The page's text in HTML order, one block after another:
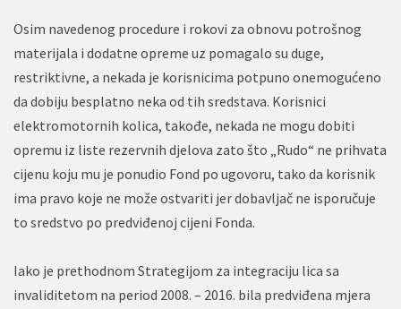
Osim navedenog procedure i rokovi za obnovu potrošnog
materijala i dodatne opreme uz pomagalo su duge,
restriktivne, a nekada je korisnicima potpuno onemogućeno
da dobiju besplatno neka od tih sredstava. Korisnici
elektromotornih kolica, takođe, nekada ne mogu dobiti
opremu iz liste rezervnih djelova zato što „Rudo“ ne prihvata
cijenu koju mu je ponudio Fond po ugovoru, tako da korisnik
ima pravo koje ne može ostvariti jer dobavljač ne isporučuje
to sredstvo po predviđenoj cijeni Fonda.
Iako je prethodnom Strategijom za integraciju lica sa
invaliditetom na period 2008. – 2016. bila predviđena mjera